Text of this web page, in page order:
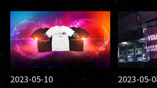
2023-05-10 2023-05-